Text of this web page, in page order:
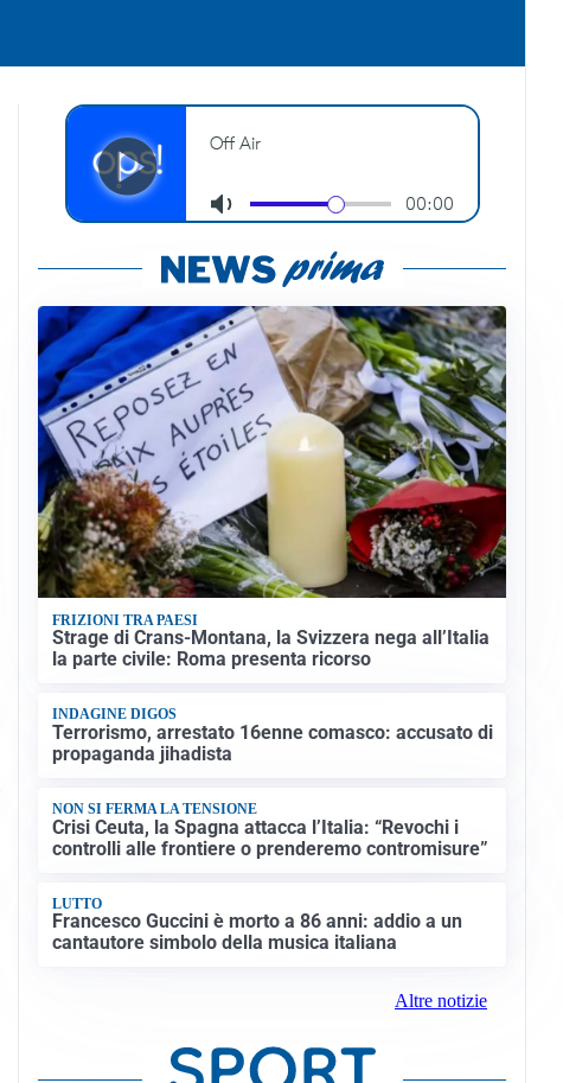
FRIZIONI TRA PAESI
Strage di Crans-Montana, la Svizzera nega all’Italia
la parte civile: Roma presenta ricorso
INDAGINE DIGOS
Terrorismo, arrestato 16enne comasco: accusato di
propaganda jihadista
NON SI FERMA LA TENSIONE
Crisi Ceuta, la Spagna attacca l’Italia: “Revochi i
controlli alle frontiere o prenderemo contromisure”
LUTTO
Francesco Guccini è morto a 86 anni: addio a un
cantautore simbolo della musica italiana
Altre notizie